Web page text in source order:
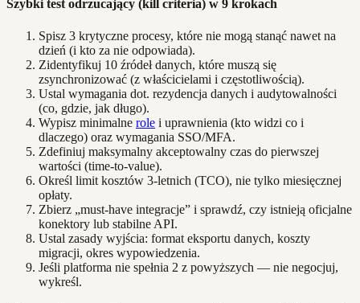
Szybki test odrzucający (kill criteria) w 9 krokach
Spisz 3 krytyczne procesy, które nie mogą stanąć nawet na
dzień (i kto za nie odpowiada).
Zidentyfikuj 10 źródeł danych, które muszą się
zsynchronizować (z właścicielami i częstotliwością).
Ustal wymagania dot. rezydencja danych i audytowalności
(co, gdzie, jak długo).
Wypisz minimalne role i uprawnienia (kto widzi co i
dlaczego) oraz wymagania SSO/MFA.
Zdefiniuj maksymalny akceptowalny czas do pierwszej
wartości (time‑to‑value).
Określ limit kosztów 3‑letnich (TCO), nie tylko miesięcznej
opłaty.
Zbierz „must‑have integracje” i sprawdź, czy istnieją oficjalne
konektory lub stabilne API.
Ustal zasady wyjścia: format eksportu danych, koszty
migracji, okres wypowiedzenia.
Jeśli platforma nie spełnia 2 z powyższych — nie negocjuj,
wykreśl.